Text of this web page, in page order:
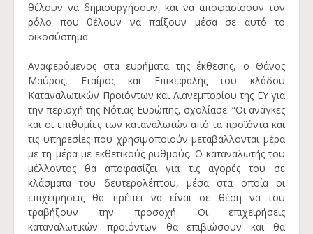
θέλουν να δημιουργήσουν, και να αποφασίσουν τον
ρόλο που θέλουν να παίξουν μέσα σε αυτό το
οικοσύστημα.
Αναφερόμενος στα ευρήματα της έκθεσης, ο Θάνος
Μαύρος, Εταίρος και Επικεφαλής του κλάδου
Καταναλωτικών Προϊόντων και Λιανεμπορίου της ΕΥ για
την περιοχή της Νότιας Ευρώπης, σχολίασε: “Οι ανάγκες
και οι επιθυμίες των καταναλωτών από τα προϊόντα και
τις υπηρεσίες που χρησιμοποιούν μεταβάλλονται μέρα
με τη μέρα με εκθετικούς ρυθμούς. Ο καταναλωτής του
μέλλοντος θα αποφασίζει για τις αγορές του σε
κλάσματα του δευτερολέπτου, μέσα στα οποία οι
επιχειρήσεις θα πρέπει να είναι σε θέση να του
τραβήξουν την προσοχή. Οι επιχειρήσεις
καταναλωτικών προϊόντων θα επιβιώσουν και θα